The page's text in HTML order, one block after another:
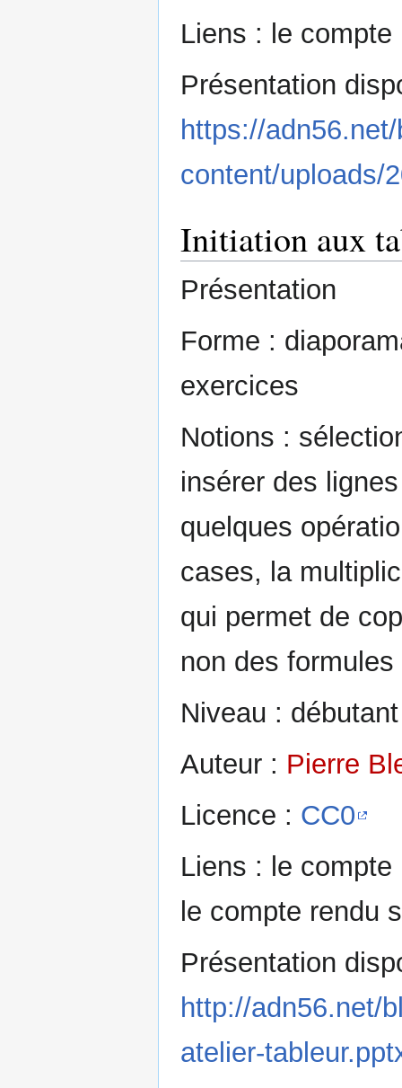
Liens : le
Présentation
https://
content/uploads/
Initiation aux
Présentation
Forme :
exercices
Notions :
insérer des
quelques
cases, la
qui permet de
non des
Niveau :
Auteur : Pierre
Licence : CC0
Liens : le
le compte rendu
Présentation
http://adn56.net/
atelier-